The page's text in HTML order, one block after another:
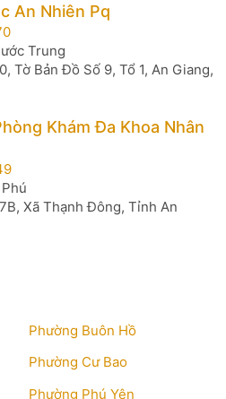
An Nhiên Pq
Trung
Tờ Bản Đồ Số 9, Tổ 1, An Giang,
Khám Đa Khoa Nhân
Xã Thạnh Đông, Tỉnh An
Phường Buôn Hồ
Phường Cư Bao
Phường Phú Yên